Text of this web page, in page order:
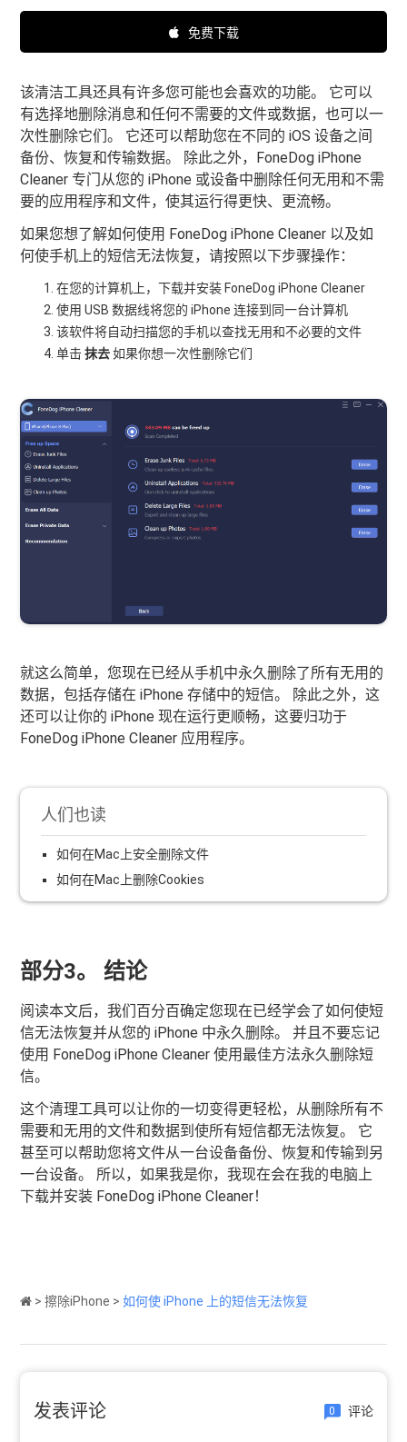
免费下载
该清洁工具还具有许多您可能也会喜欢的功能。 它可以
有选择地删除消息和任何不需要的文件或数据，也可以一
次性删除它们。 它还可以帮助您在不同的 iOS 设备之间
备份、恢复和传输数据。 除此之外，FoneDog iPhone
Cleaner 专门从您的 iPhone 或设备中删除任何无用和不需
要的应用程序和文件，使其运行得更快、更流畅。
如果您想了解如何使用 FoneDog iPhone Cleaner 以及如
何使手机上的短信无法恢复，请按照以下步骤操作：
在您的计算机上，下载并安装 FoneDog iPhone Cleaner
使用 USB 数据线将您的 iPhone 连接到同一台计算机
该软件将自动扫描您的手机以查找无用和不必要的文件
单击抹去如果你想一次性删除它们
就这么简单，您现在已经从手机中永久删除了所有无用的
数据，包括存储在 iPhone 存储中的短信。 除此之外，这
还可以让你的 iPhone 现在运行更顺畅，这要归功于
FoneDog iPhone Cleaner 应用程序。
人们也读
如何在Mac上安全删除文件
如何在Mac上删除Cookies
部分3。 结论
阅读本文后，我们百分百确定您现在已经学会了如何使短
信无法恢复并从您的 iPhone 中永久删除。 并且不要忘记
使用 FoneDog iPhone Cleaner 使用最佳方法永久删除短
信。
这个清理工具可以让你的一切变得更轻松，从删除所有不
需要和无用的文件和数据到使所有短信都无法恢复。 它
甚至可以帮助您将文件从一台设备备份、恢复和传输到另
一台设备。 所以，如果我是你，我现在会在我的电脑上
下载并安装 FoneDog iPhone Cleaner！
>擦除iPhone >如何使 iPhone 上的短信无法恢复
发表评论 0 评论